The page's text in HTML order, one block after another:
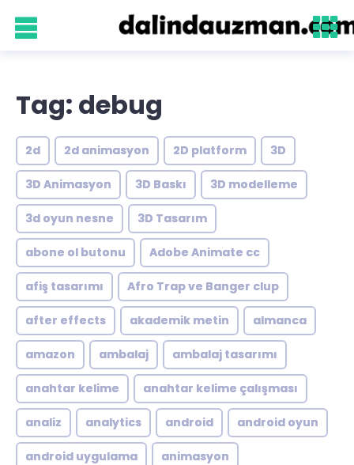
Tag: debug
2d 2d animasyon 2D platform 3D
3D Animasyon 3D Baskı 3D modelleme
3d oyun nesne 3D Tasarım
abone ol butonu Adobe Animate cc
afiş tasarımı Afro Trap ve Banger clup
after effects akademik metin almanca
amazon ambalaj ambalaj tasarımı
anahtar kelime anahtar kelime çalışması
analiz analytics android android oyun
android uygulama animasyon